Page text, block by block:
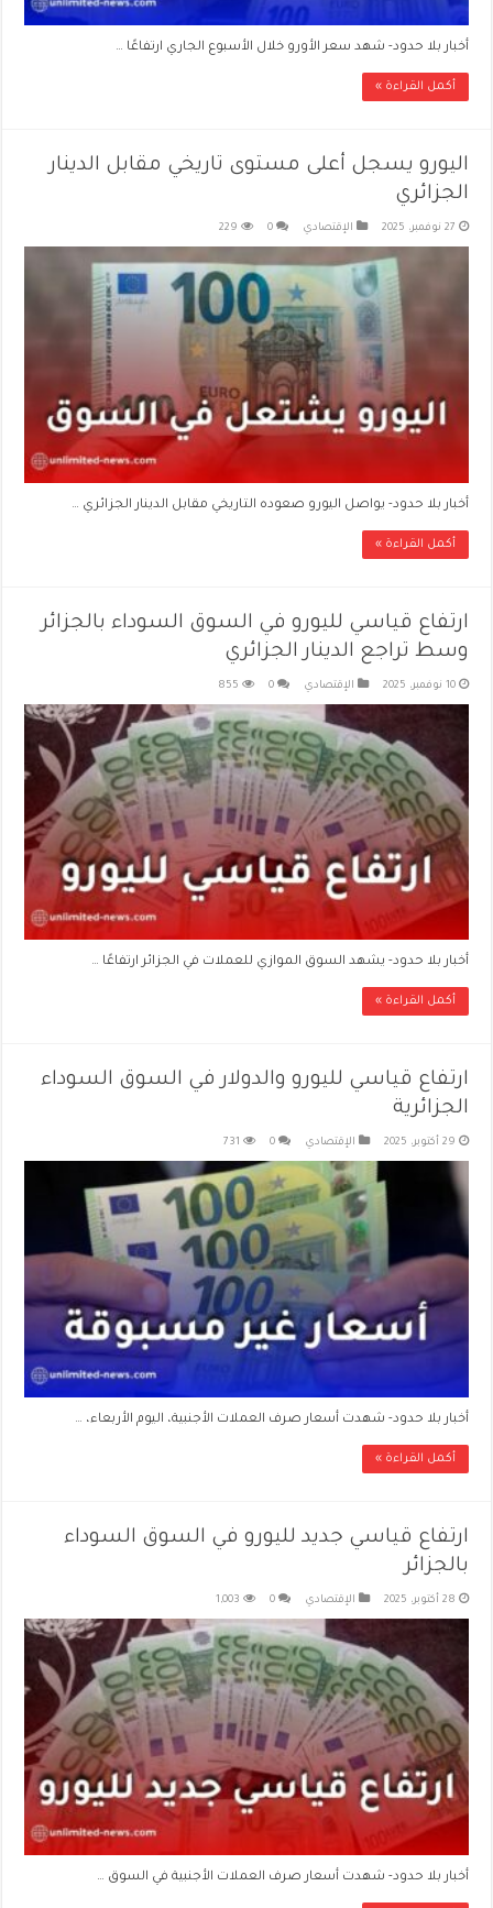
أخبار بلا حدود- شهد سعر الأورو خلال الأسبوع الجاري ارتفاعًا …
أكمل القراءة »
اليورو يسجل أعلى مستوى تاريخي مقابل الدينار
الجزائري
27 نوفمبر، 2025 الإقتصادي 0
229
أخبار بلا حدود- يواصل اليورو صعوده التاريخي مقابل الدينار الجزائري …
أكمل القراءة »
ارتفاع قياسي لليورو في السوق السوداء بالجزائر
وسط تراجع الدينار الجزائري
10 نوفمبر، 2025 الإقتصادي 0
855
أخبار بلا حدود- يشهد السوق الموازي للعملات في الجزائر ارتفاعًا …
أكمل القراءة »
ارتفاع قياسي لليورو والدولار في السوق السوداء
الجزائرية
29 أكتوبر، 2025 الإقتصادي 0
731
أخبار بلا حدود- شهدت أسعار صرف العملات الأجنبية، اليوم الأربعاء، …
أكمل القراءة »
ارتفاع قياسي جديد لليورو في السوق السوداء
بالجزائر
28 أكتوبر، 2025 الإقتصادي 0
1,003
أخبار بلا حدود- شهدت أسعار صرف العملات الأجنبية في السوق …